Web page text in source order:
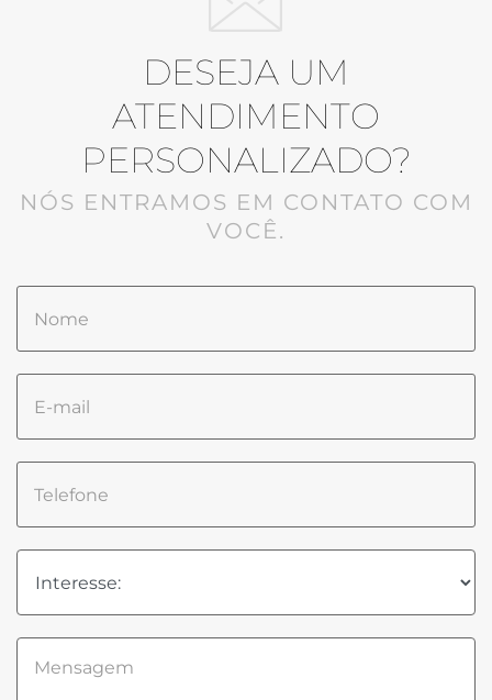
DESEJA UM
ATENDIMENTO
PERSONALIZADO?
NÓS ENTRAMOS EM CONTATO COM
VOCÊ.
Please
leave
this
field